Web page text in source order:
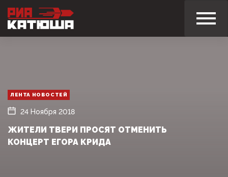
ЛЕНТА НОВОСТЕЙ
24 Ноября 2018
ЖИТЕЛИ ТВЕРИ ПРОСЯТ ОТМЕНИТЬ
КОНЦЕРТ ЕГОРА КРИДА